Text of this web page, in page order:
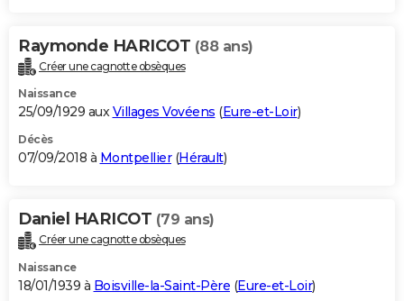
Raymonde HARICOT (88 ans)
Créer une cagnotte obsèques
Naissance
25/09/1929 auxVillages Vovéens (Eure-et-Loir)
Décès
07/09/2018 à Montpellier(Hérault)
Daniel HARICOT (79 ans)
Créer une cagnotte obsèques
Naissance
18/01/1939 à Boisville-la-Saint-Père (Eure-et-Loir)